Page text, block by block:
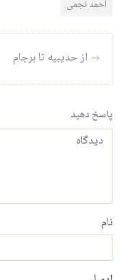
احمد نجمی
راه‌بری نوشته
→ از حدیبیه تا برجام
پاسخ دهید
دیدگاه
نام